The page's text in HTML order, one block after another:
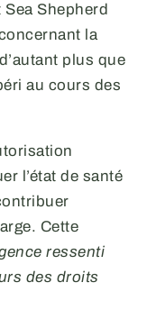
Shepherd
la
plus que
au cours des
l’état de santé
Cette
ressenti
des droits